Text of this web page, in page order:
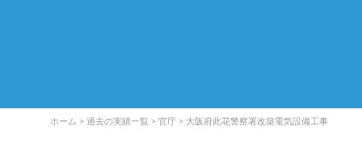
ホーム > 過去の実績一覧 > 官庁 > 大阪府此花警察署改築電気設備工事